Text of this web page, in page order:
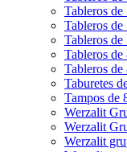
Tableros de
Tableros de
Tableros
Tableros de
Tableros
Taburetes
Tampos de
Werzalit
Werzalit
Werzalit